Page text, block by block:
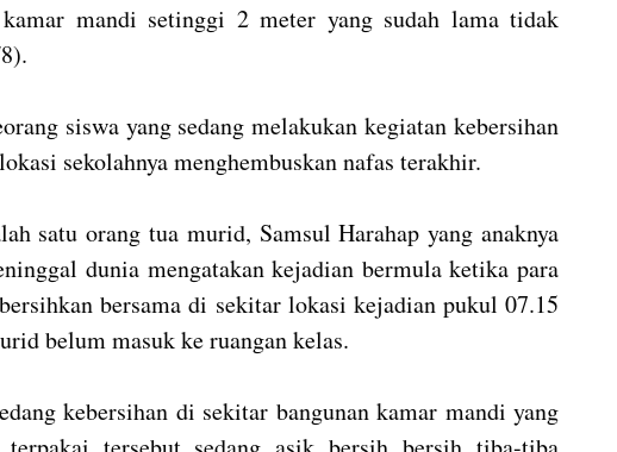
mandi setinggi 2 meter yang sudah lama tidak
siswa yang sedang melakukan kegiatan kebersihan
sekolahnya menghembuskan nafas terakhir.
satu orang tua murid, Samsul Harahap yang anaknya
dunia mengatakan kejadian bermula ketika para
bersama di sekitar lokasi kejadian pukul 07.15
belum masuk ke ruangan kelas.
kebersihan di sekitar bangunan kamar mandi yang